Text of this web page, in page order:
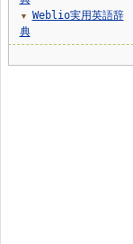
▼
Weblio実用英語辞
典